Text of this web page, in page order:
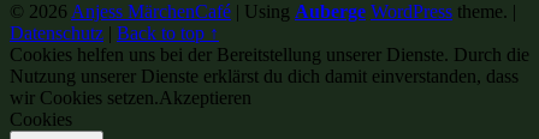
© 2026 Anjess MärchenCafé | Using Auberge WordPress theme. |
Datenschutz | Back to top ↑
Cookies helfen uns bei der Bereitstellung unserer Dienste. Durch die
Nutzung unserer Dienste erklärst du dich damit einverstanden, dass
wir Cookies setzen.Akzeptieren
Cookies